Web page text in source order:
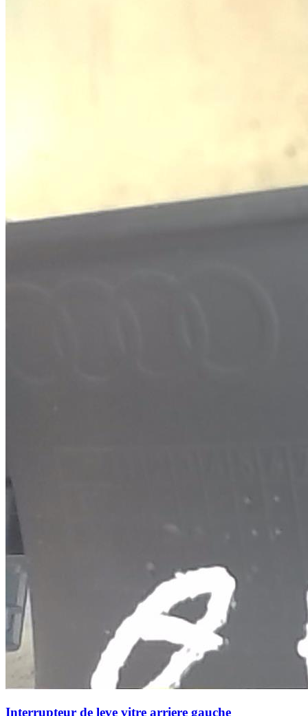
Interrupteur de leve vitre arriere gauche